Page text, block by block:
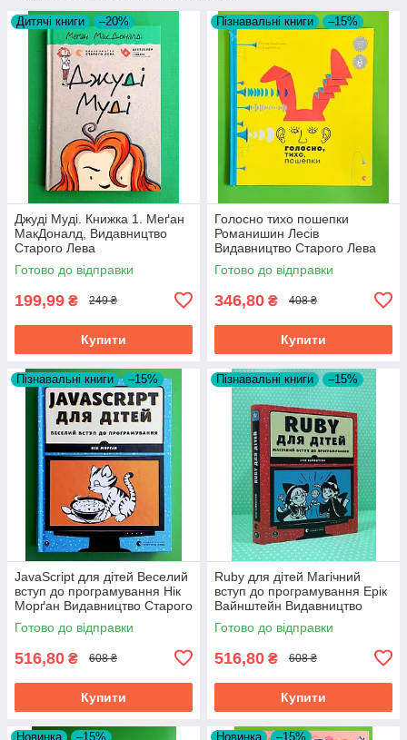
Дитячі книги –20%
Джуді Муді. Книжка 1. Меґан
МакДоналд, Видавництво
Старого Лева
Готово до відправки
199,99 ₴ 249 ₴
Купити
Пізнавальні книги –15%
Голосно тихо пошепки
Романишин Лесів
Видавництво Старого Лева
Готово до відправки
346,80 ₴ 408 ₴
Купити
Пізнавальні книги –15%
JavaScript для дітей Веселий
вступ до програмування Нік
Морґан Видавництво Старого
Лева
Готово до відправки
516,80 ₴ 608 ₴
Купити
Пізнавальні книги –15%
Ruby для дітей Магічний
вступ до програмування Ерік
Вайнштейн Видавництво
Старого Лева
Готово до відправки
516,80 ₴ 608 ₴
Купити
Новинка –15% Новинка –15%